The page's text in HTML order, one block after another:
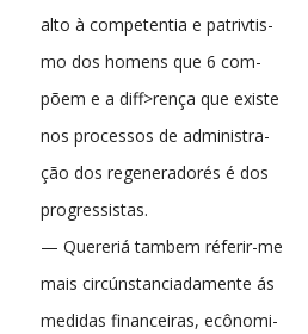
alto à competentia e patrivtis-
mo dos homens que 6 com-
põem e a diff>rença que existe
nos processos de administra-
ção dos regeneradorés é dos
progressistas.
— Quereriá tambem réferir-me
mais circúnstanciadamente ás
medidas financeiras, ecônomi-